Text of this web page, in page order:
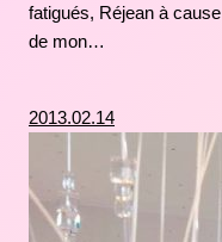
fatigués, Réjean à
de mon…
2013.02.14